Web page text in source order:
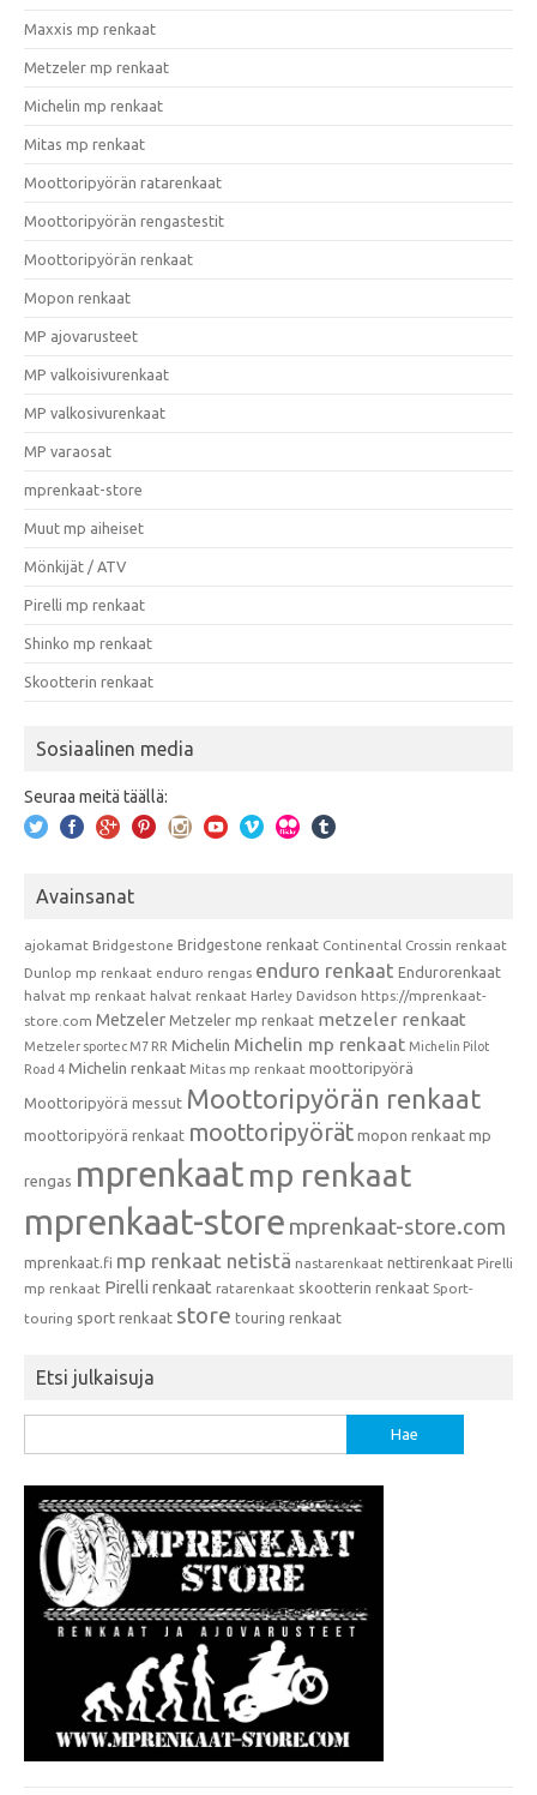
Maxxis mp renkaat
Metzeler mp renkaat
Michelin mp renkaat
Mitas mp renkaat
Moottoripyörän ratarenkaat
Moottoripyörän rengastestit
Moottoripyörän renkaat
Mopon renkaat
MP ajovarusteet
MP valkoisivurenkaat
MP valkosivurenkaat
MP varaosat
mprenkaat-store
Muut mp aiheiset
Mönkijät / ATV
Pirelli mp renkaat
Shinko mp renkaat
Skootterin renkaat
Sosiaalinen media
Seuraa meitä täällä:
Avainsanat
ajokamat Bridgestone Bridgestone renkaat Continental Crossin renkaat
Dunlop mp renkaat enduro rengas enduro renkaat Endurorenkaat
halvat mp renkaat halvat renkaat Harley Davidson https://mprenkaat-
store.com Metzeler Metzeler mp renkaat metzeler renkaat
Metzeler sportec M7 RR Michelin Michelin mp renkaat Michelin Pilot
Road 4 Michelin renkaat Mitas mp renkaat moottoripyörä
Moottoripyörä messut Moottoripyörän renkaat
moottoripyörä renkaat moottoripyörät mopon renkaat mp
rengas mprenkaat mp renkaat
mprenkaat-store mprenkaat-store.com
mprenkaat.fi mp renkaat netistä nastarenkaat nettirenkaat Pirelli
mp renkaat Pirelli renkaat ratarenkaat skootterin renkaat Sport-
touring sport renkaat store touring renkaat
Etsi julkaisuja